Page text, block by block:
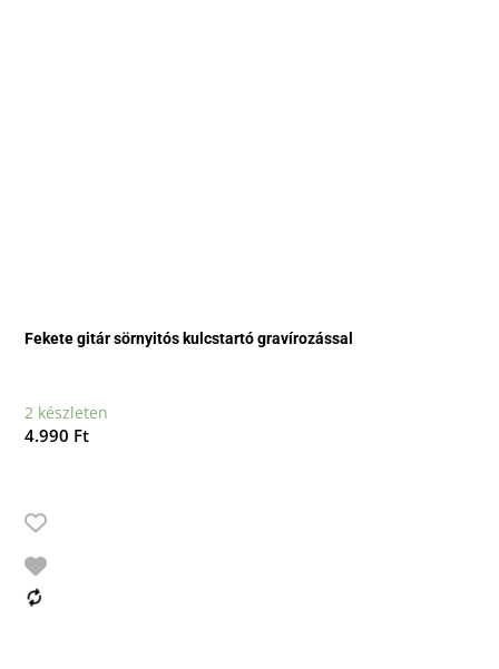
Fekete gitár sörnyitós kulcstartó gravírozással
2 készleten
4.990 Ft